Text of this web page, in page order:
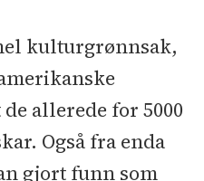
kulturgrønnsak,
allerede for 5000
Også fra enda
gjort funn som